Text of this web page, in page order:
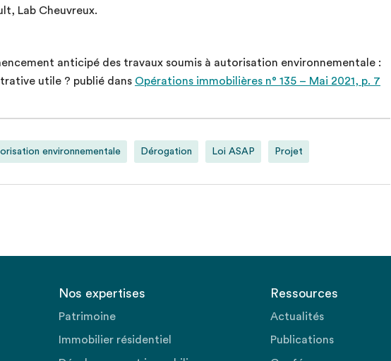
Lab Cheuvreux.
anticipé des travaux soumis à autorisation environnementale :
utile ? publié dans Opérations immobilières n° 135 – Mai 2021, p. 7
environnementale Dérogation Loi ASAP Projet
Nos expertises
Patrimoine
Immobilier résidentiel
Ressources
Actualités
Publications